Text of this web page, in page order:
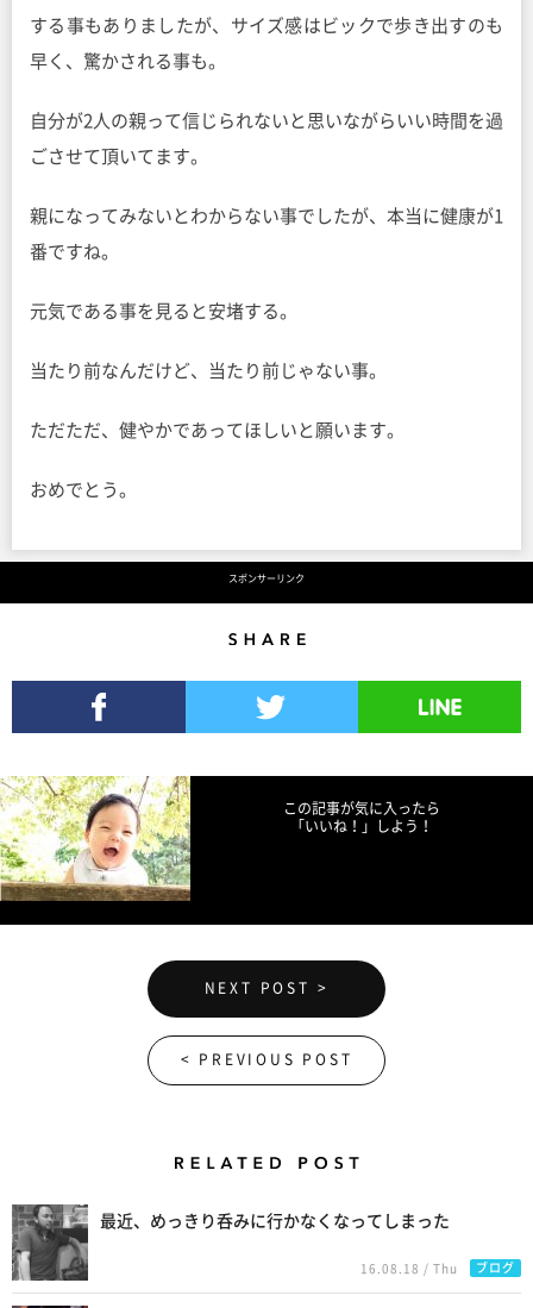
する事もありましたが、サイズ感はビックで歩き出すのも
早く、驚かされる事も。
自分が2人の親って信じられないと思いながらいい時間を過
ごさせて頂いてます。
親になってみないとわからない事でしたが、本当に健康が1
番ですね。
元気である事を見ると安堵する。
当たり前なんだけど、当たり前じゃない事。
ただただ、健やかであってほしいと願います。
おめでとう。
スポンサーリンク
この記事が気に入ったら
「いいね！」しよう！
NEXT POST >
< PREVIOUS POST
最近、めっきり呑みに行かなくなってしまった
16.08.18 / Thu ブログ